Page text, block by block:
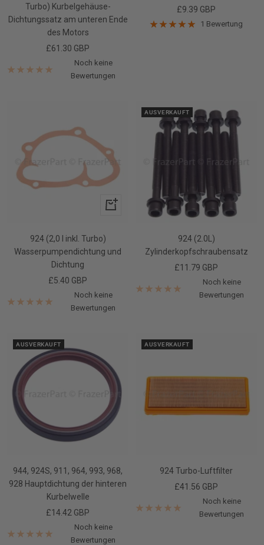
Turbo) Kurbelgehäuse-
Dichtungssatz am unteren Ende
des Motors
Angebotspreis
£61.30 GBP
Noch keine
Bewertungen
Angebotspreis
£9.39 GBP
1 Bewertung
In
924 (2,0 l inkl. Turbo)
Wasserpumpendichtung und
Dichtung
Angebotspreis
£5.40 GBP
Noch keine
Bewertungen
AUSVERKAUFT
924 (2.0L)
Zylinderkopfschraubensatz
Angebotspreis
£11.79 GBP
Noch keine
Bewertungen
AUSVERKAUFT
944, 924S, 911, 964, 993, 968,
928 Hauptdichtung der hinteren
Kurbelwelle
Angebotspreis
£14.42 GBP
Noch keine
Bewertungen
AUSVERKAUFT
924 Turbo-Luftfilter
Angebotspreis
£41.56 GBP
Noch keine
Bewertungen